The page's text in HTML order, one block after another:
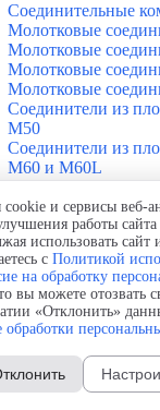
Соединительные
Молотковые
Молотковые
Молотковые
Молотковые
Соединители из
M50
Соединители из
M60 и M60L
M70
Соединители из
R20, R30
Соединители из
R70
Соединители из
R80
Гидравлическое
и сервисы веб-
работы сайта
использовать сайт
с Политикой
на обработку
вы можете отозвать
«Отклонить»
обработки